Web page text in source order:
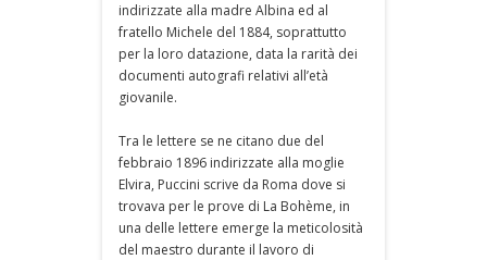
indirizzate alla madre Albina ed al
fratello Michele del 1884, soprattutto
per la loro datazione, data la rarità dei
documenti autografi relativi all’età
giovanile.
Tra le lettere se ne citano due del
febbraio 1896 indirizzate alla moglie
Elvira, Puccini scrive da Roma dove si
trovava per le prove di La Bohème, in
una delle lettere emerge la meticolosità
del maestro durante il lavoro di